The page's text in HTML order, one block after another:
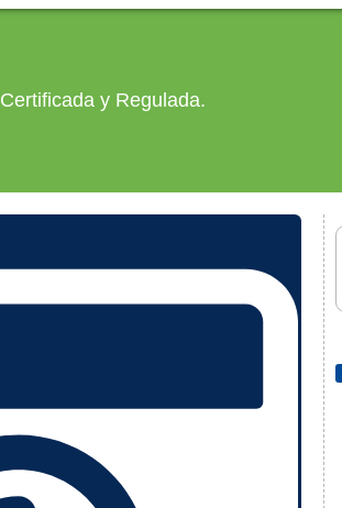
Certificada y Regulada.